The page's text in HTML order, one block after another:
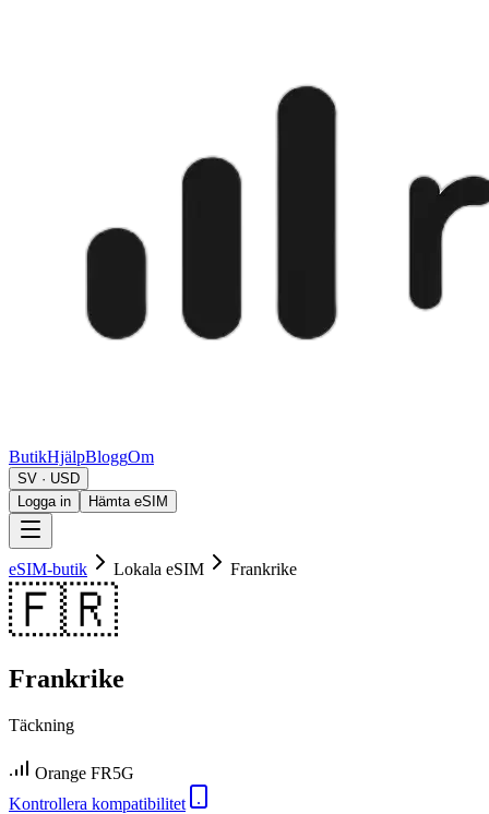
ButikHjälpBloggOm
SV · USD
Logga in
Hämta eSIM
eSIM-butik Lokala eSIM Frankrike
🇫🇷
Frankrike
Täckning
Orange FR5G
Kontrollera kompatibilitet